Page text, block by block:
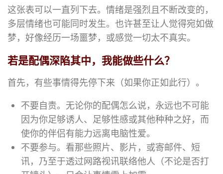
这张表可以一直列下去。情绪是强烈且不断改变的，
多层情绪也可能同时发生。也许甚至让人觉得宛如做
梦，好像经历一场噩梦，或感觉一切太不真实。
若是配偶深陷其中，我能做些什么？
首先，有些事情得先停下来（如果你正如此行）。
不要自责。无论你的配偶怎么说，永远也不可能
因为你足够诱人、足够性感或其他种种之好，而
使你的伴侣有能力远离电脑性爱。
不要参与。看那些照片、影片，或寄邮件、短
讯，乃至于透过网路视讯联络他人（不论是否打